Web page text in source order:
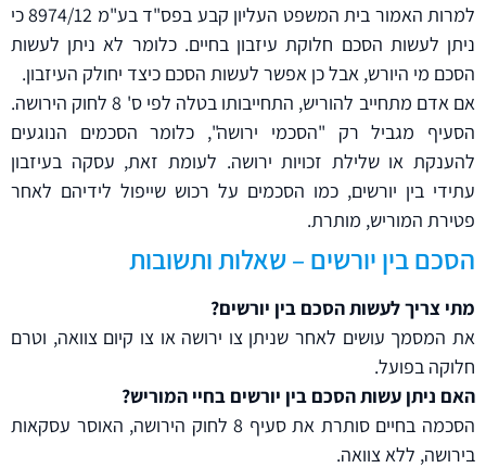
למרות האמור בית המשפט העליון קבע בפס"ד בע"מ 8974/12 כי
ניתן לעשות הסכם חלוקת עיזבון בחיים. כלומר לא ניתן לעשות
הסכם מי היורש, אבל כן אפשר לעשות הסכם כיצד יחולק העיזבון.
אם אדם מתחייב להוריש, התחייבותו בטלה לפי ס' 8 לחוק הירושה.
הסעיף מגביל רק "הסכמי ירושה", כלומר הסכמים הנוגעים
להענקת או שלילת זכויות ירושה. לעומת זאת, עסקה בעיזבון
עתידי בין יורשים, כמו הסכמים על רכוש שייפול לידיהם לאחר
פטירת המוריש, מותרת.
הסכם בין יורשים – שאלות ותשובות
מתי צריך לעשות הסכם בין יורשים?
את המסמך עושים לאחר שניתן צו ירושה או צו קיום צוואה, וטרם
חלוקה בפועל.
האם ניתן עשות הסכם בין יורשים בחיי המוריש?
הסכמה בחיים סותרת את סעיף 8 לחוק הירושה, האוסר עסקאות
בירושה, ללא צוואה.